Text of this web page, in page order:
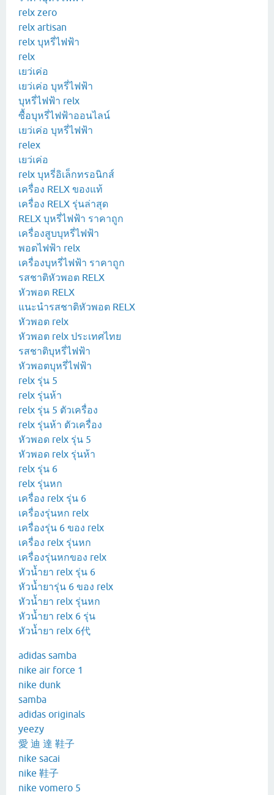
relx zero
relx artisan
relx บุหรี่ไฟฟ้า
relx
เยว่เค่อ
เยว่เค่อ บุหรี่ไฟฟ้า
บุหรี่ไฟฟ้า relx
ซื้อบุหรี่ไฟฟ้าออนไลน์
เยว่เค่อ บุหรี่ไฟฟ้า
relex
เยว่เค่อ
relx บุหรี่อิเล็กทรอนิกส์
เครื่อง RELX ของแท้
เครื่อง RELX รุ่นล่าสุด
RELX บุหรี่ไฟฟ้า ราคาถูก
เครื่องสูบบุหรี่ไฟฟ้า
พอตไฟฟ้า relx
เครื่องบุหรี่ไฟฟ้า ราคาถูก
รสชาติหัวพอต RELX
หัวพอต RELX
แนะนำรสชาติหัวพอต RELX
หัวพอต relx
หัวพอต relx ประเทศไทย
รสชาติบุหรี่ไฟฟ้า
หัวพอตบุหรี่ไฟฟ้า
relx รุ่น 5
relx รุ่นห้า
relx รุ่น 5 ตัวเครื่อง
relx รุ่นห้า ตัวเครื่อง
หัวพอด relx รุ่น 5
หัวพอด relx รุ่นห้า
relx รุ่น 6
relx รุ่นหก
เครื่อง relx รุ่น 6
เครื่องรุ่นหก relx
เครื่องรุ่น 6 ของ relx
เครื่อง relx รุ่นหก
เครื่องรุ่นหกของ relx
หัวน้ำยา relx รุ่น 6
หัวน้ำยารุ่น 6 ของ relx
หัวน้ำยา relx รุ่นหก
หัวน้ำยา relx 6 รุ่น
หัวน้ำยา relx 6代
adidas samba
nike air force 1
nike dunk
samba
adidas originals
yeezy
愛 迪 達 鞋子
nike sacai
nike 鞋子
nike vomero 5